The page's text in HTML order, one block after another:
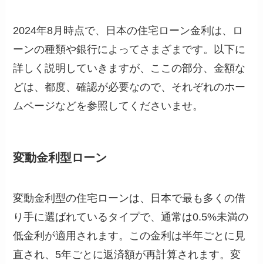
2024年8月時点で、日本の住宅ローン金利は、ロ
ーンの種類や銀行によってさまざまです。以下に
詳しく説明していきますが、ここの部分、金額な
どは、都度、確認が必要なので、それぞれのホー
ムページなどを参照してくださいませ。
変動金利型ローン
変動金利型の住宅ローンは、日本で最も多くの借
り手に選ばれているタイプで、通常は0.5%未満の
低金利が適用されます。この金利は半年ごとに見
直され、5年ごとに返済額が再計算されます。変